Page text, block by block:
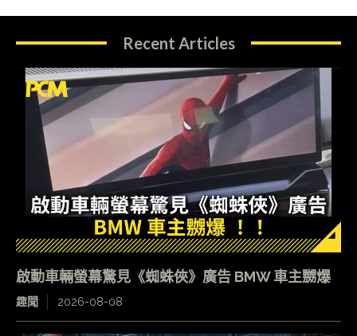
Recent Articles
啟動車輛螢幕驚見《蜘蛛俠》廣告 BMW 車主嬲爆
趣聞 2026-08-08